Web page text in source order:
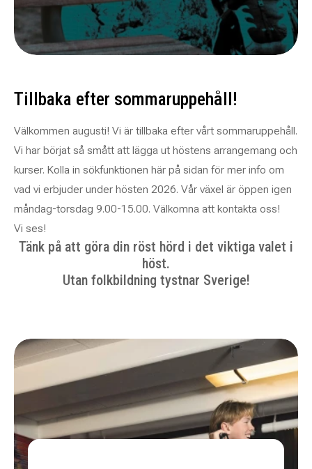
Tillbaka efter sommaruppehåll!
Välkommen augusti! Vi är tillbaka efter vårt sommaruppehåll.
Vi har börjat så smått att lägga ut höstens arrangemang och
kurser. Kolla in sökfunktionen här på sidan för mer info om
vad vi erbjuder under hösten 2026. Vår växel är öppen igen
måndag-torsdag 9.00-15.00. Välkomna att kontakta oss!
Vi ses!
Tänk på att göra din röst hörd i det viktiga valet i
höst.
Utan folkbildning tystnar Sverige!